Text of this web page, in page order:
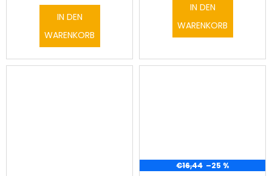
IN DEN
WARENKORB
IN DEN
WARENKORB
€16,44 –25 %